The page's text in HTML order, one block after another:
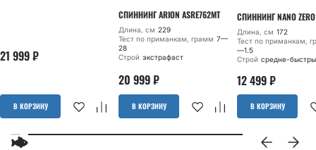
21 999₽
В КОРЗИНУ
СПИННИНГ ARION ASRE762MT
Длина, см 229
Тест по приманкам, грамм 7—
28
Строй экстрафаст
20 999₽
В КОРЗИНУ
СПИННИНГ NANO ZERO
Длина, см 172
Тест по приманкам,
—1.5
Строй средне-
12 499₽
В КОРЗИНУ